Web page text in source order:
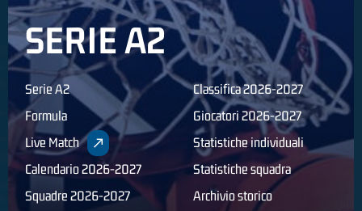
SERIE A2
Serie A2
Formula
Live Match
Calendario 2026-2027
Squadre 2026-2027
Classifica 2026-2027
Giocatori 2026-2027
Statistiche individuali
Statistiche squadra
Archivio storico